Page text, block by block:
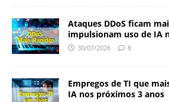
Ataques DDoS ficam
impulsionam uso de IA
30/07/2026 8
Empregos de TI que
IA nos próximos 3 anos